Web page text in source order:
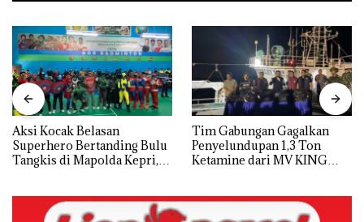
Aksi Kocak Belasan
Superhero Bertanding Bulu
Tangkis di Mapolda Kepri,
Tim Gabungan Gagalkan
Penyelundupan 1,3 Ton
Ketamine dari MV KING